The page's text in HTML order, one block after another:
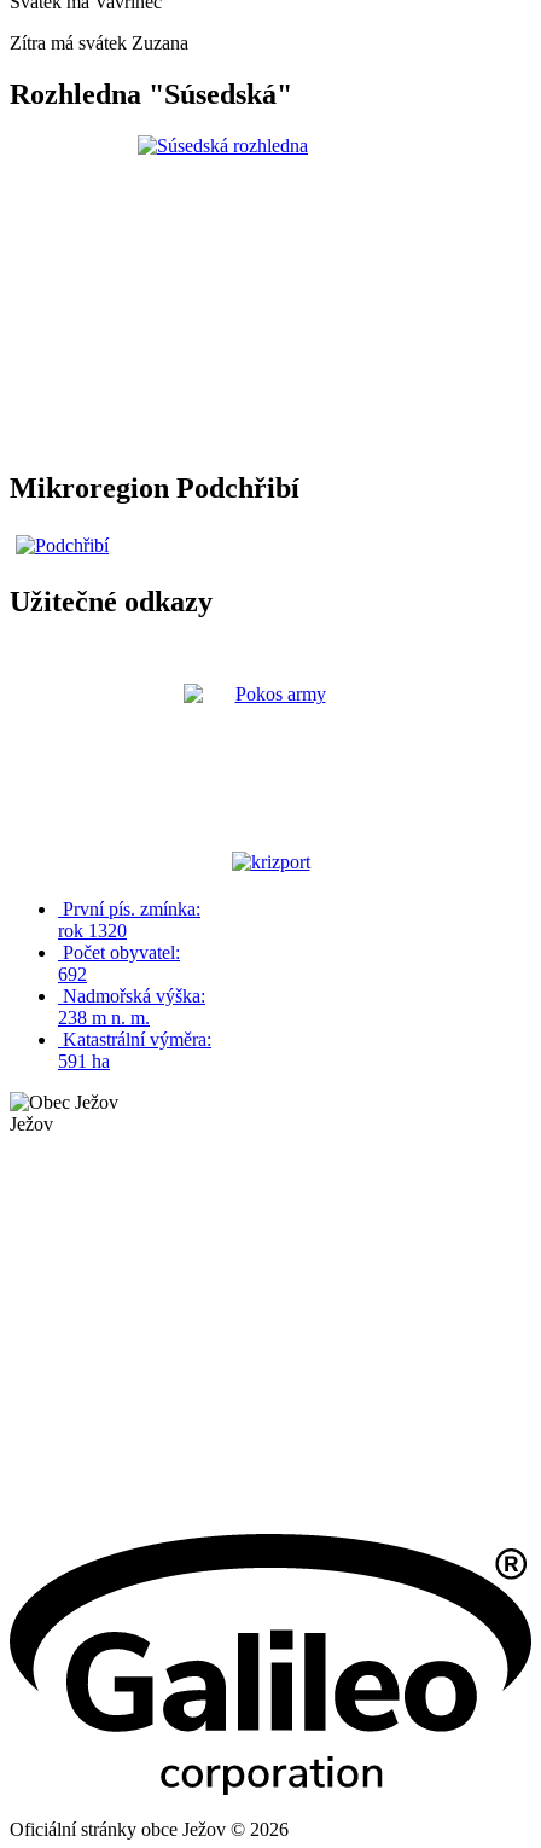
Zítra má svátek Zuzana
Rozhledna "Súsedská"
Mikroregion Podchřibí
Užitečné odkazy
První pís. zmínka:
rok 1320
Počet obyvatel:
692
Nadmořská výška:
238 m n. m.
Katastrální výměra:
591 ha
Ježov
Oficiální stránky obce Ježov © 2026